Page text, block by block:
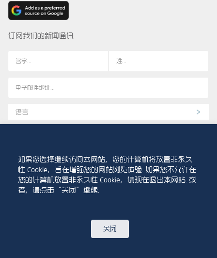
订阅我们的新闻通讯
语言
我确认我已年满 18 岁，或超过我所居住国的法定成年年龄。
我同意让这个网站存储我提交的信息，以便他们能够回复我的询
问。
下载我们的新闻洞察应用
如果您选择继续访问本网站，您的计算机将放置非永久
性 Cookie，旨在增强您的网站浏览体验. 如果您不允许在
您的计算机放置非永久性 Cookie，请现在退出本网站. 或
者，请点击“关闭”继续.
关闭